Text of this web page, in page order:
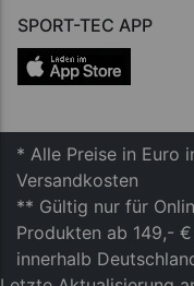
SPORT-TEC APP
* Alle Preise in Euro
Versandkosten
** Gültig nur für
Produkten ab 149,-
innerhalb